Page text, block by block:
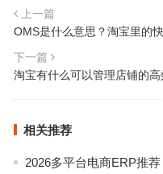
上一篇
OMS是什么意思？淘宝里的
下一篇
淘宝有什么可以管理店铺的
相关推荐
2026多平台电商ERP推